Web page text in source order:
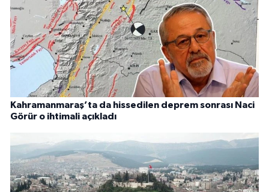
Kahramanmaraş’ta da hissedilen deprem sonrası Naci
Görür o ihtimali açıkladı